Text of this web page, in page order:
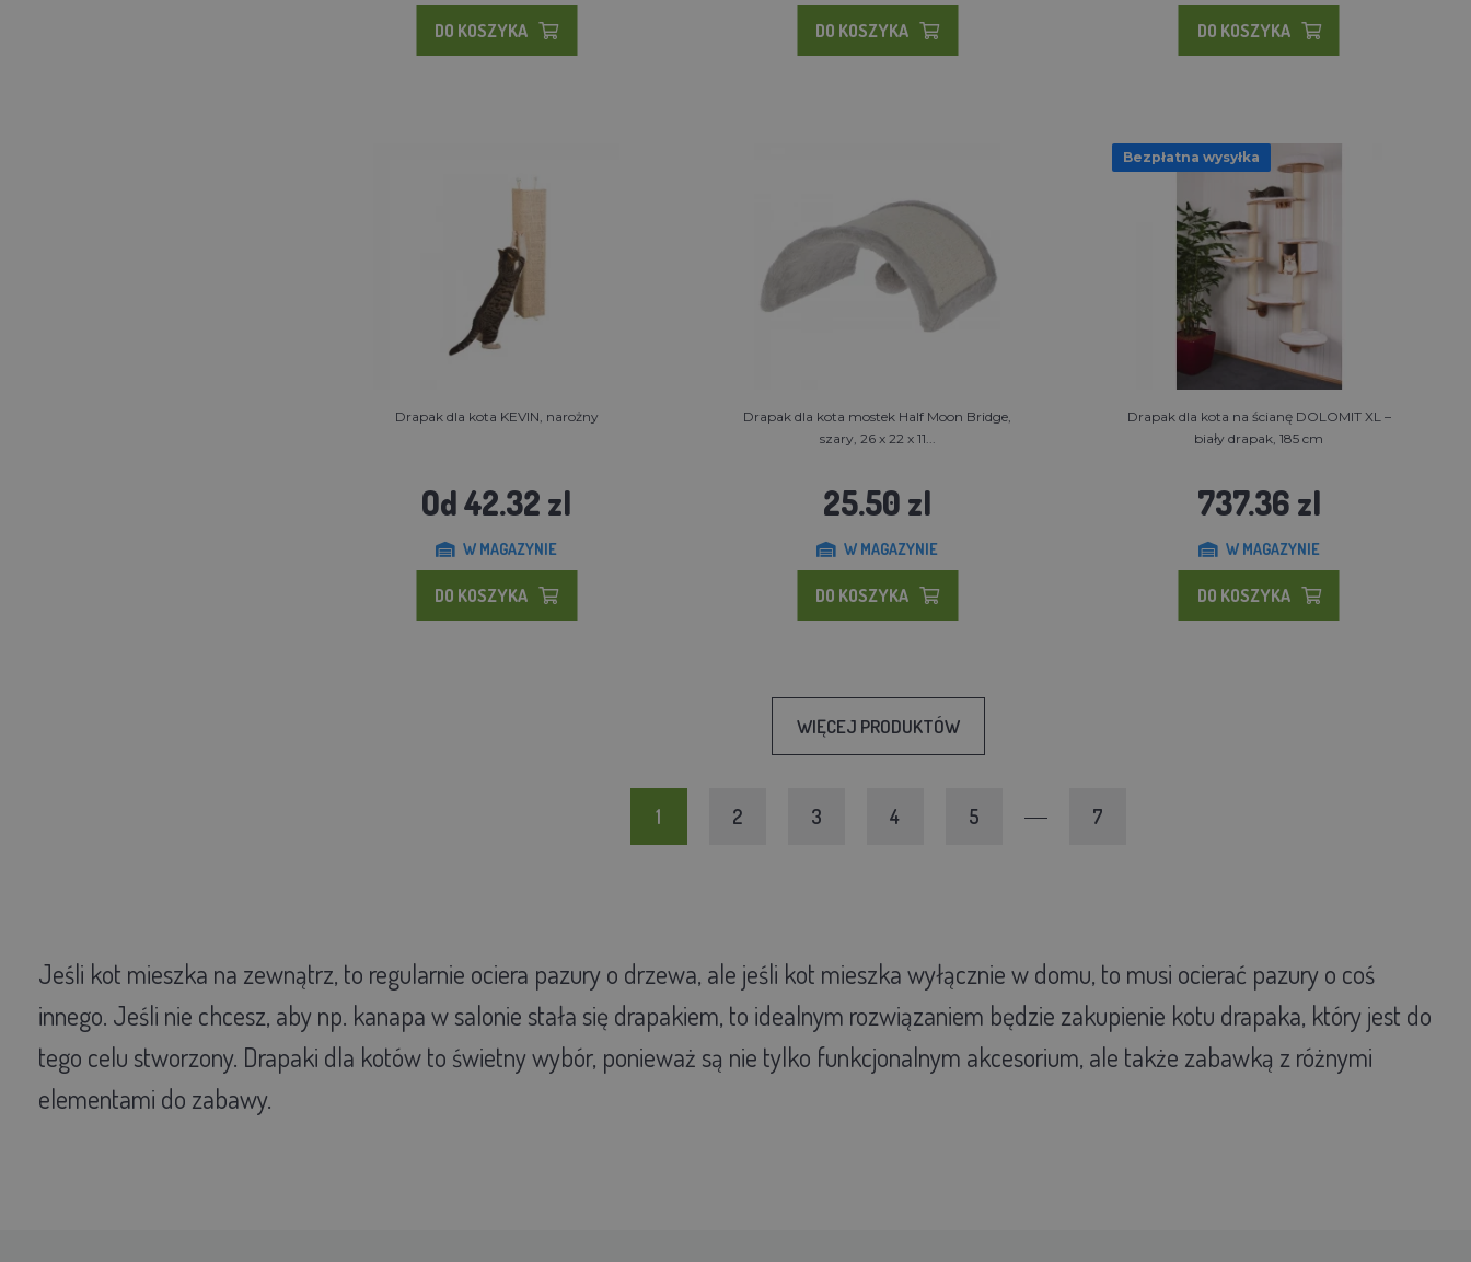
DO KOSZYKA DO KOSZYKA DO KOSZYKA
Drapak dla kota KEVIN, narożny
Od 42.32 zl
W MAGAZYNIE
DO KOSZYKA
Drapak dla kota mostek Half Moon Bridge,
szary, 26 x 22 x 11...
25.50 zl
W MAGAZYNIE
DO KOSZYKA
Bezpłatna wysyłka
Drapak dla kota na ścianę DOLOMIT XL –
biały drapak, 185 cm
737.36 zl
W MAGAZYNIE
DO KOSZYKA
WIĘCEJ PRODUKTÓW
1 2 3 4 5 7
Jeśli kot mieszka na zewnątrz, to regularnie ociera pazury o drzewa, ale jeśli kot mieszka wyłącznie w domu, to musi ocierać pazury o coś
innego. Jeśli nie chcesz, aby np. kanapa w salonie stała się drapakiem, to idealnym rozwiązaniem będzie zakupienie kotu drapaka, który jest do
tego celu stworzony. Drapaki dla kotów to świetny wybór, ponieważ są nie tylko funkcjonalnym akcesorium, ale także zabawką z różnymi
elementami do zabawy.